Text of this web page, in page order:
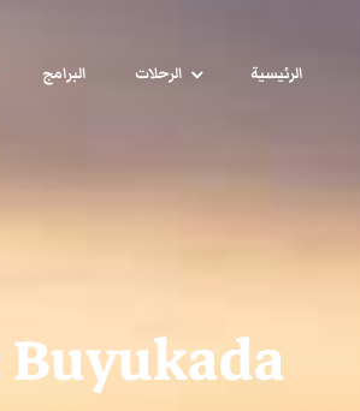
الرئيسية الرحلات البرامج
Buyukada